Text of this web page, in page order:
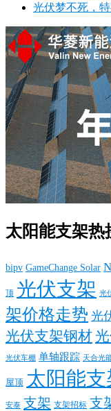
光伏梦不死，
太阳能支架热
bipv GameChange Solar
顶 光伏支架 光
架价格走势 光
光伏支架钢材
光伏车棚 单轴跟踪 天合光
屋顶 太阳能支
安泰 支架 支架招标 支